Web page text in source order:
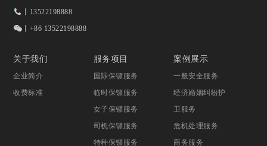
丨13522198888
丨+86 13522198888
关于我们
企业简介
收费标准
服务项目
国际保镖服务
临时保镖服务
女子保镖服务
司机保镖服务
特种保镖服务
案例展示
一般安全服务
经济婚姻纠纷护
卫服务
危机处理服务
商务服务